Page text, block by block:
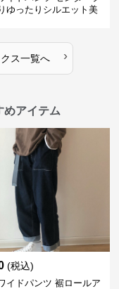
ゆったりシルエット美
ス一覧へ ›
めアイテム
(税込)
イドパンツ 裾ロールア